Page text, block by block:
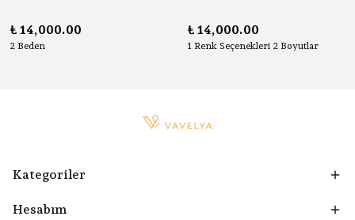
₺ 14,000.00
2 Beden
₺ 14,000.00
1 Renk Seçenekleri 2 Boyutlar
Kategoriler
Hesabım